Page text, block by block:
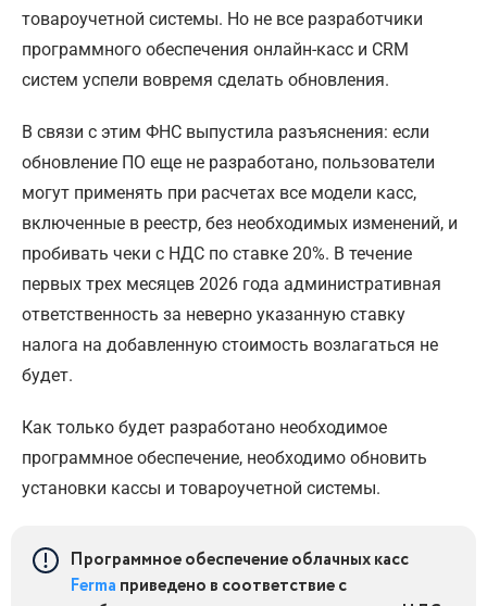
товароучетной системы. Но не все разработчики
программного обеспечения онлайн-касс и CRM
систем успели вовремя сделать обновления.
В связи с этим ФНС выпустила разъяснения: если
обновление ПО еще не разработано, пользователи
могут применять при расчетах все модели касс,
включенные в реестр, без необходимых изменений, и
пробивать чеки с НДС по ставке 20%. В течение
первых трех месяцев 2026 года административная
ответственность за неверно указанную ставку
налога на добавленную стоимость возлагаться не
будет.
Как только будет разработано необходимое
программное обеспечение, необходимо обновить
установки кассы и товароучетной системы.
Программное обеспечение облачных касс
Ferma приведено в соответствие с